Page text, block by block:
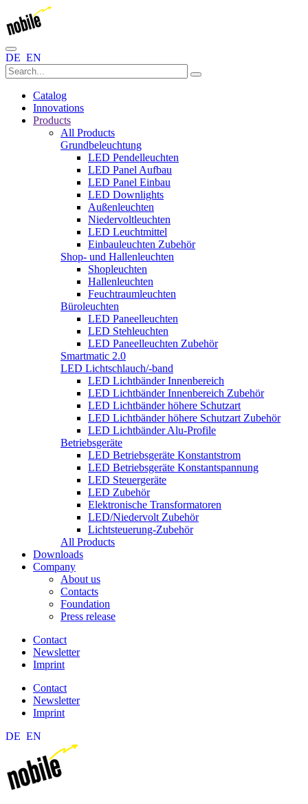
DE EN
Catalog
Innovations
Products
All Products
Grundbeleuchtung
LED Pendelleuchten
LED Panel Aufbau
LED Panel Einbau
LED Downlights
Außenleuchten
Niedervoltleuchten
LED Leuchtmittel
Einbauleuchten Zubehör
Shop- und Hallenleuchten
Shopleuchten
Hallenleuchten
Feuchtraumleuchten
Büroleuchten
LED Paneelleuchten
LED Stehleuchten
LED Paneelleuchten Zubehör
Smartmatic 2.0
LED Lichtschlauch/-band
LED Lichtbänder Innenbereich
LED Lichtbänder Innenbereich Zubehör
LED Lichtbänder höhere Schutzart
LED Lichtbänder höhere Schutzart Zubehör
LED Lichtbänder Alu-Profile
Betriebsgeräte
LED Betriebsgeräte Konstantstrom
LED Betriebsgeräte Konstantspannung
LED Steuergeräte
LED Zubehör
Elektronische Transformatoren
LED/Niedervolt Zubehör
Lichtsteuerung-Zubehör
All Products
Downloads
Company
About us
Contacts
Foundation
Press release
Contact
Newsletter
Imprint
Contact
Newsletter
Imprint
DE EN